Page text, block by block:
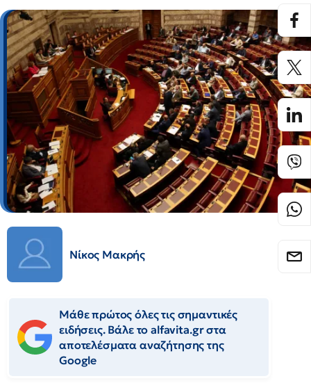
Νίκος Μακρής
Μάθε πρώτος όλες τις σημαντικές
ειδήσεις. Βάλε το alfavita.gr στα
αποτελέσματα αναζήτησης της
Google